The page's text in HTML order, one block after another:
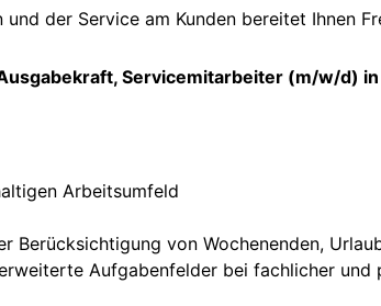
der Service am Kunden bereitet Ihnen
Servicemitarbeiter (m/w/d)
Arbeitsumfeld
Berücksichtigung von Wochenenden,
Aufgabenfelder bei fachlicher und